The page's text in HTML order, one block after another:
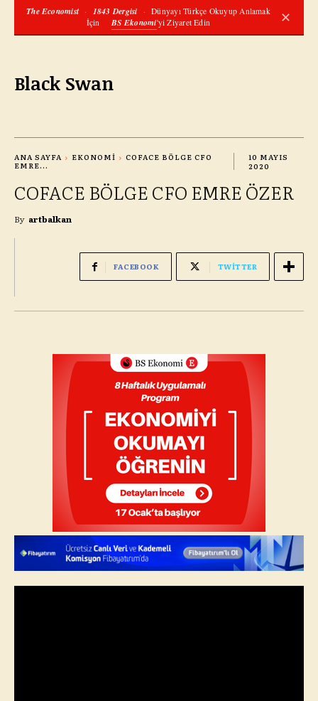
The Economist · 1843 Dergisi ·
Dünyayı Türkçe Okuyup Anlamak
İçin
BS Ekonomi'yi Ziyaret Edin ✕
Black Swan
ANA SAYFA EKONOMI
COFACE BÖLGE CFO
EMRE...
10 MAYIS
2020
COFACE BÖLGE CFO EMRE ÖZER
By artbalkan
FACEBOOK TWITTER